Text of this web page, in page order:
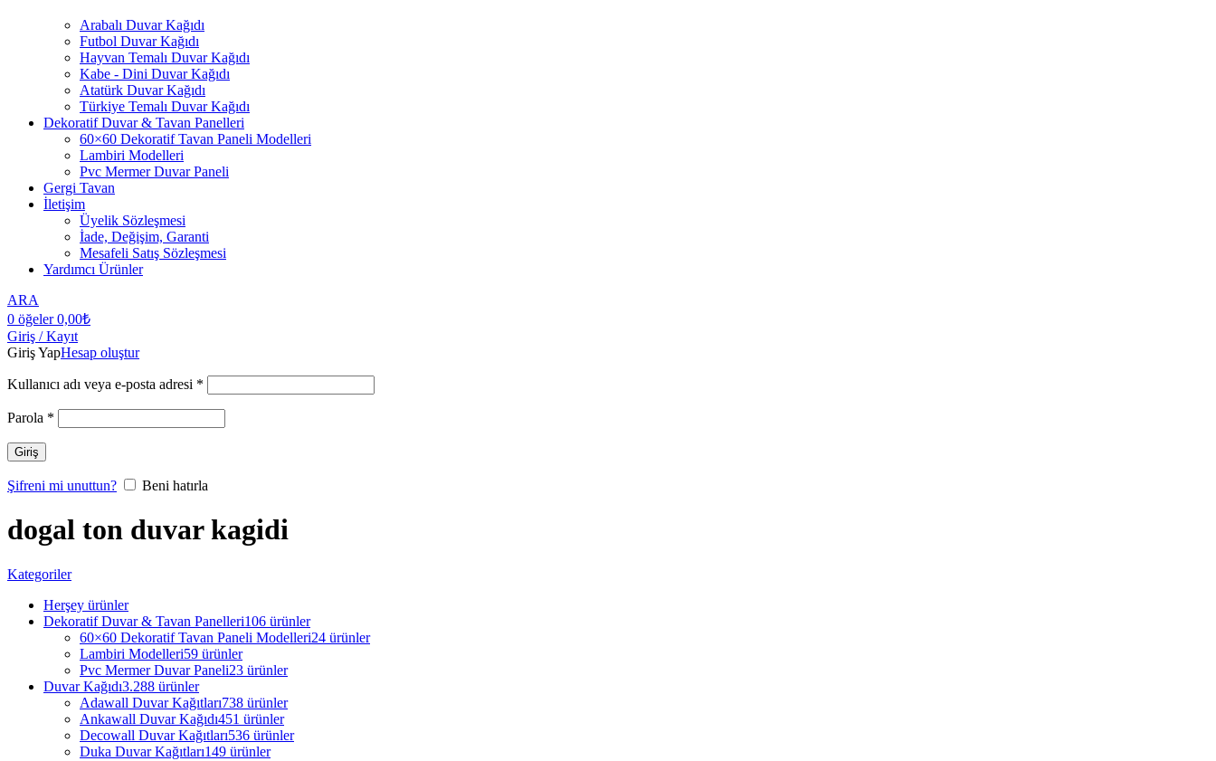
Arabalı Duvar Kağıdı
Futbol Duvar Kağıdı
Hayvan Temalı Duvar Kağıdı
Kabe - Dini Duvar Kağıdı
Atatürk Duvar Kağıdı
Türkiye Temalı Duvar Kağıdı
Dekoratif Duvar & Tavan Panelleri
60×60 Dekoratif Tavan Paneli Modelleri
Lambiri Modelleri
Pvc Mermer Duvar Paneli
Gergi Tavan
İletişim
Üyelik Sözleşmesi
İade, Değişim, Garanti
Mesafeli Satış Sözleşmesi
Yardımcı Ürünler
ARA
0 öğeler 0,00₺
Giriş / Kayıt
Giriş YapHesap oluştur
Kullanıcı adı veya e-posta adresi *
Parola *
Giriş
Şifreni mi unuttun? Beni hatırla
dogal ton duvar kagidi
Kategoriler
Herşey ürünler
Dekoratif Duvar & Tavan Panelleri106 ürünler
60×60 Dekoratif Tavan Paneli Modelleri24 ürünler
Lambiri Modelleri59 ürünler
Pvc Mermer Duvar Paneli23 ürünler
Duvar Kağıdı3.288 ürünler
Adawall Duvar Kağıtları738 ürünler
Ankawall Duvar Kağıdı451 ürünler
Decowall Duvar Kağıtları536 ürünler
Duka Duvar Kağıtları149 ürünler